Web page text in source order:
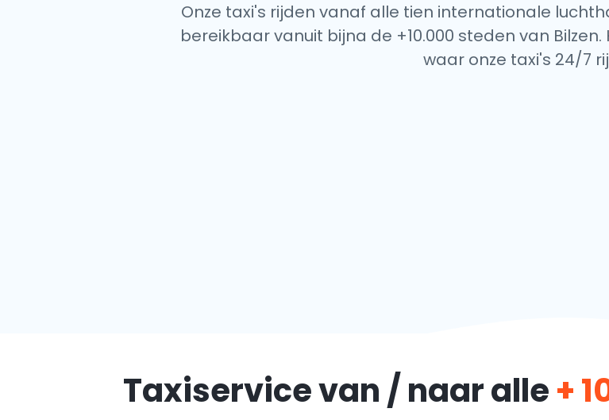
Onze taxi's rijden vanaf alle tien internationale
bereikbaar vanuit bijna de +10.000 steden van
waar onze taxi's 24/7
Taxiservice van / naar alle+